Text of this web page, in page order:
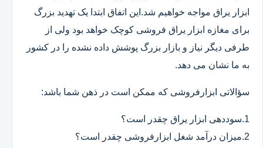
ابزار یراق مواجه خواهیم شد.این اتفاق ابتدا یک تهدید بزرگ
برای مغازه ابزار یراق فروشی کوچک خواهد بود ولی از
طرفی دیگر نیاز و بازار بزرگ پوشش داده نشده را در کشور
به ما نشان می دهد.
سؤالاتی ابزارفروشی که ممکن است در ذهن شما باشد:
1.سوددهی ابزار یراق چقدر است؟
2.میزان درآمد شغل ابزارفروشی چقدر است؟